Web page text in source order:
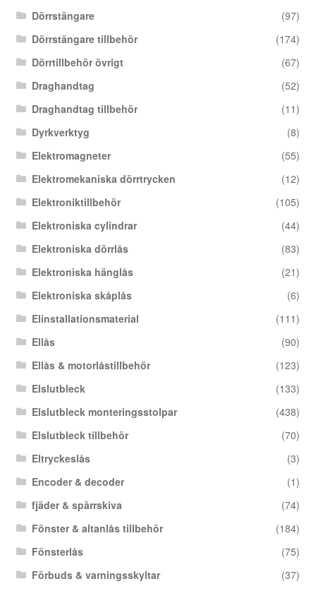
Dörrstängare
(97)
Dörrstängare tillbehör
(174)
Dörrtillbehör övrigt
(67)
Draghandtag
(52)
Draghandtag tillbehör
(11)
Dyrkverktyg
(8)
Elektromagneter
(55)
Elektromekaniska dörrtrycken
(12)
Elektroniktillbehör
(105)
Elektroniska cylindrar
(44)
Elektroniska dörrlås
(83)
Elektroniska hänglås
(21)
Elektroniska skåplås
(6)
Elinstallationsmaterial
(111)
Ellås
(90)
Ellås & motorlåstillbehör
(123)
Elslutbleck
(133)
Elslutbleck monteringsstolpar
(438)
Elslutbleck tillbehör
(70)
Eltryckeslås
(3)
Encoder & decoder
(1)
fjäder & spärrskiva
(74)
Fönster & altanlås tillbehör
(184)
Fönsterlås
(75)
Förbuds & varningsskyltar
(37)